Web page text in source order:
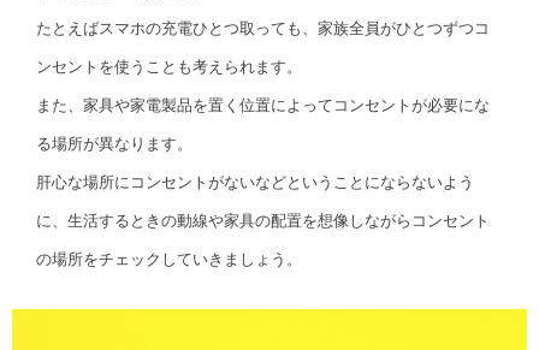
たとえばスマホの充電ひとつ取っても、家族全員がひとつずつコ
ンセントを使うことも考えられます。
また、家具や家電製品を置く位置によってコンセントが必要にな
る場所が異なります。
肝心な場所にコンセントがないなどということにならないよう
に、生活するときの動線や家具の配置を想像しながらコンセント
の場所をチェックしていきましょう。